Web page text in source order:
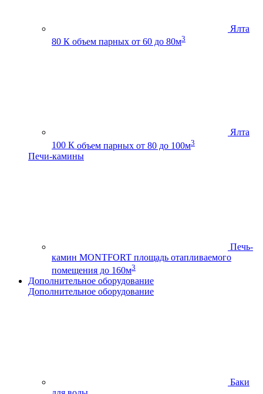
Ялта
80 К объем парных от 60 до 80м3
Ялта
100 К объем парных от 80 до 100м3
Печи-камины
Печь-
камин MONTFORT площадь отапливаемого
помещения до 160м3
Дополнительное оборудование
Дополнительное оборудование
Баки